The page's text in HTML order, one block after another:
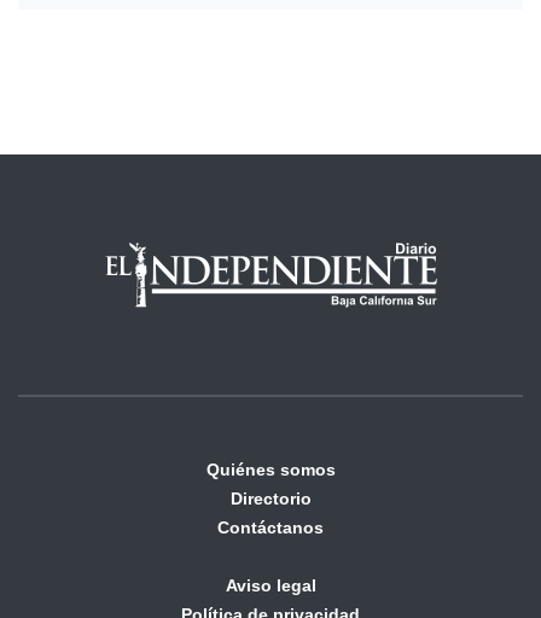
Quiénes somos
Directorio
Contáctanos
Aviso legal
Política de privacidad